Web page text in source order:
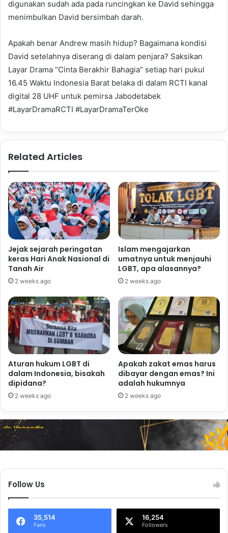
digunakan sudah ada pada runcingkan ke David sehingga
menimbulkan David bersimbah darah.
Apakah benar Andrew masih hidup? Bagaimana kondisi
David setelahnya diserang di dalam penjara? Saksikan
Layar Drama “Cinta Berakhir Bahagia” setiap hari pukul
16.45 Waktu Indonesia Barat belaka di dalam RCTI kanal
digital 28 UHF untuk pemirsa Jabodetabek
#LayarDramaRCTI #LayarDramaTerOke
Related Articles
Jejak sejarah peringatan
keras Hari Anak Nasional di
Tanah Air
2 weeks ago
Islam mengajarkan
umatnya untuk menjauhi
LGBT, apa alasannya?
2 weeks ago
Aturan hukum LGBT di
dalam Indonesia, bisakah
dipidana?
2 weeks ago
Apakah zakat emas harus
dibayar dengan emas? Ini
adalah hukumnya
2 weeks ago
Follow Us
35,514
Fans
16,254
Followers